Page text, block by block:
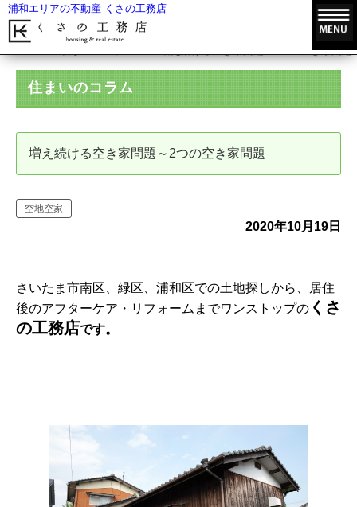
浦和エリアの不動産 くさの工務店
増え続ける空き家問題～2つの空き家問題
住まいのコラム
増え続ける空き家問題～2つの空き家問題
空地空家
2020年10月19日
さいたま市南区、緑区、浦和区での土地探しから、居住
後のアフターケア・リフォームまでワンストップの くさ
の工務店です。